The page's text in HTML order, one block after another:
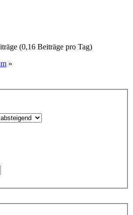
(0,16 Beiträge pro Tag)
»